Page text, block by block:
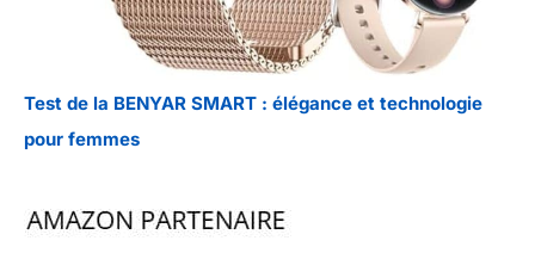
Test de la BENYAR SMART : élégance et technologie
pour femmes